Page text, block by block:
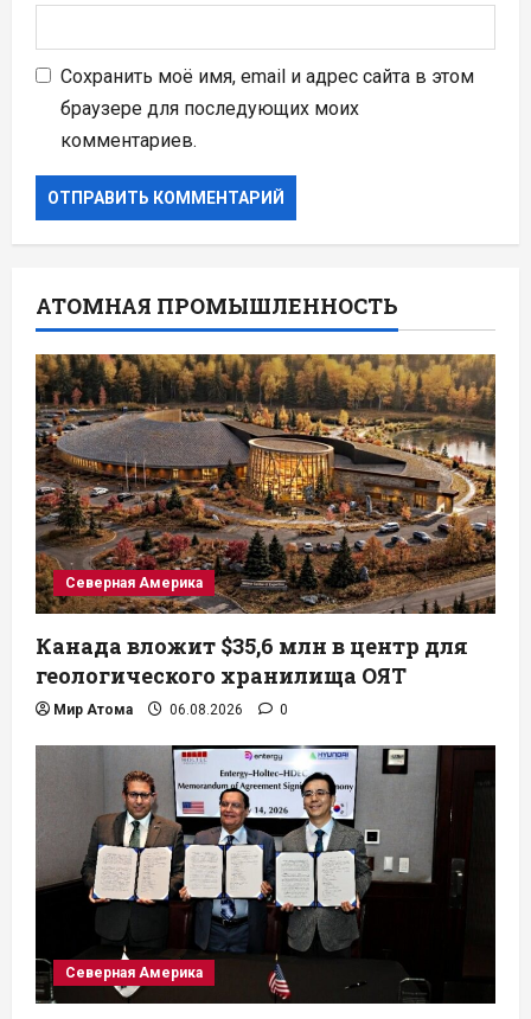
Сохранить моё имя, email и адрес сайта в этом
браузере для последующих моих
комментариев.
АТОМНАЯ ПРОМЫШЛЕННОСТЬ
Северная Америка
Канада вложит $35,6 млн в центр для
геологического хранилища ОЯТ
Мир Атома 06.08.2026 0
Северная Америка